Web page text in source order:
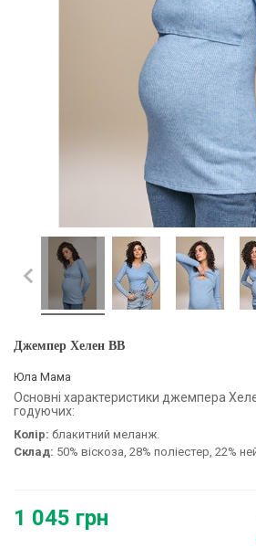
Джемпер Хелен BB
Юла Мама
Основні характеристики джемпера
годуючих:
Колір: блакитний меланж.
Склад: 50% віскоза, 28% поліестер, 22%
1 045 грн